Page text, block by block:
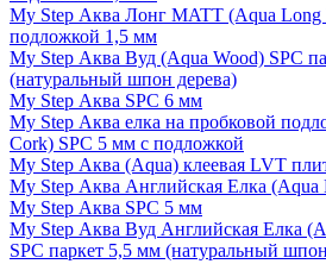
My Step Аква Лонг MATT (Aqua
подложкой 1,5 мм
My Step Аква Вуд (Aqua Wood) SPC
(натуральный шпон дерева)
My Step Аква SPC 6 мм
My Step Аква елка на пробковой
Cork) SPC 5 мм с подложкой
My Step Аква (Aqua) клеевая LVT
My Step Аква Английская Елка (Aqua
My Step Аква SPC 5 мм
My Step Аква Вуд Английская Елка
SPC паркет 5,5 мм (натуральный